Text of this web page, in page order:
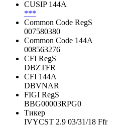
CUSIP 144A
***
Common Code RegS
007580380
Common Code 144A
008563276
CFI RegS
DBZTFR
CFI 144A
DBVNAR
FIGI RegS
BBG00003RPG0
Тикер
IVYCST 2.9 03/31/18 Ffr